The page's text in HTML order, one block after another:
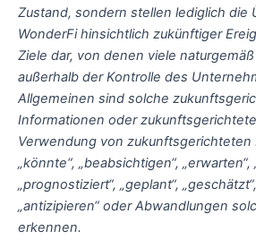
Zustand, sondern stellen lediglich die
WonderFi hinsichtlich zukünftiger
Ziele dar, von denen viele
außerhalb der Kontrolle des
Allgemeinen sind solche
Informationen oder
Verwendung von zukunftsgerichteten
„könnte“, „beabsichtigen“, „erwarten“,
„prognostiziert“, „geplant“,
„antizipieren“ oder Abwandlungen
erkennen.